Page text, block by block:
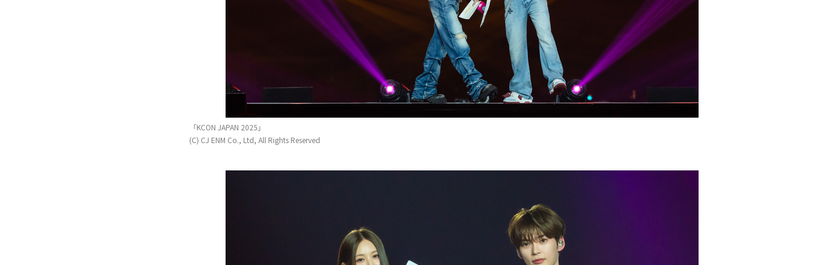
「KCON JAPAN 2025」
(C) CJ ENM Co., Ltd, All Rights Reserved
(C) CJ ENM Co., Ltd, All Rights Reserved
(C) CJ ENM Co., Ltd, All Rights Reserved